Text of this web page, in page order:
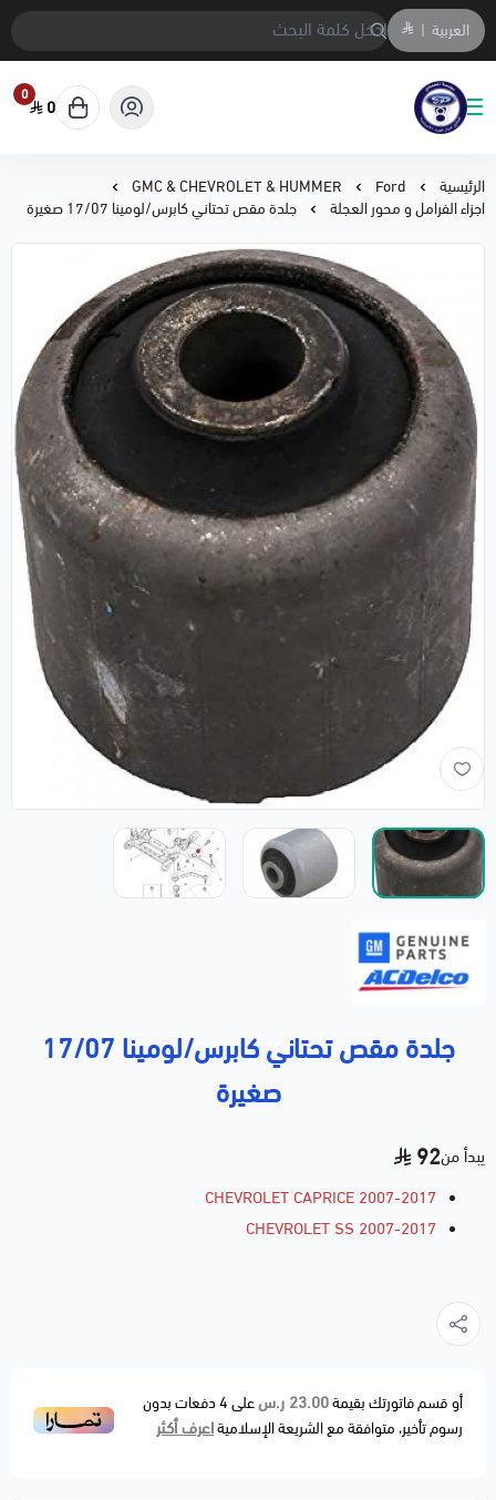
العربية |
متجر المحمادي لقطع السيارات
0
0
الرئيسية Ford
GMC & CHEVROLET & HUMMER
اجزاء الفرامل و محور العجلة
جلدة مقص تحتاني كابرس/لومينا 17/07 صغيرة
جلدة مقص تحتاني كابرس/لومينا 17/07
صغيرة
يبدأ من92
CHEVROLET CAPRICE 2007-2017
CHEVROLET SS 2007-2017
أو قسم فاتورتك بقيمة23.00 ر.س على4دفعات بدون
رسوم تأخير، متوافقة مع الشريعة الإسلاميةاعرف أكثر